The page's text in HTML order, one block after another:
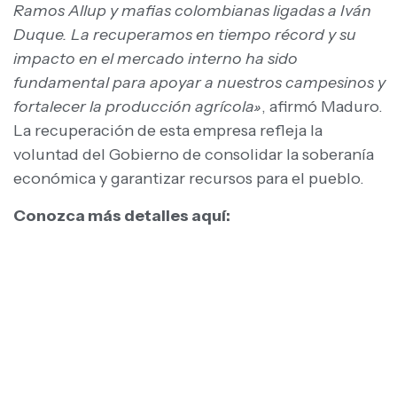
Ramos Allup y mafias colombianas ligadas a Iván
Duque. La recuperamos en tiempo récord y su
impacto en el mercado interno ha sido
fundamental para apoyar a nuestros campesinos y
fortalecer la producción agrícola», afirmó Maduro.
La recuperación de esta empresa refleja la
voluntad del Gobierno de consolidar la soberanía
económica y garantizar recursos para el pueblo.
Conozca más detalles aquí: